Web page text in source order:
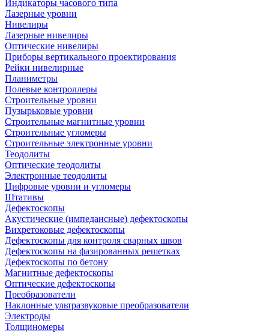
Индикаторы часового типа
Лазерные уровни
Нивелиры
Лазерные нивелиры
Оптические нивелиры
Приборы вертикального проектирования
Рейки нивелирные
Планиметры
Полевые контроллеры
Строительные уровни
Пузырьковые уровни
Строительные магнитные уровни
Строительные угломеры
Строительные электронные уровни
Теодолиты
Оптические теодолиты
Электронные теодолиты
Цифровые уровни и угломеры
Штативы
Дефектоскопы
Акустические (импедансные) дефектоскопы
Вихретоковые дефектоскопы
Дефектоскопы для контроля сварных швов
Дефектоскопы на фазированных решетках
Дефектоскопы по бетону
Магнитные дефектоскопы
Оптические дефектоскопы
Преобразователи
Наклонные ультразвуковые преобразователи
Электроды
Толщиномеры